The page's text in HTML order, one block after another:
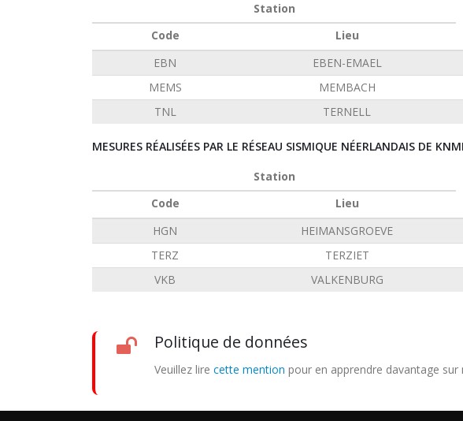
Station
Code
Lieu
EBN
EBEN-EMAEL
MEMS
MEMBACH
TNL
TERNELL
MESURES RÉALISÉES PAR LE RÉSEAU SISMIQUE NÉERLANDAIS DE
Station
Code
Lieu
HGN
HEIMANSGROEVE
TERZ
TERZIET
VKB
VALKENBURG
Politique de données
Veuillez lire cette mention pour en apprendre davantage